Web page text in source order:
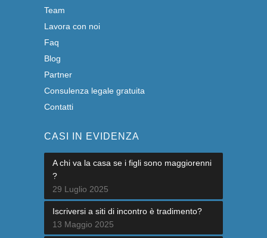
Team
Lavora con noi
Faq
Blog
Partner
Consulenza legale gratuita
Contatti
CASI IN EVIDENZA
A chi va la casa se i figli sono maggiorenni
?
29 Luglio 2025
Iscriversi a siti di incontro è tradimento?
13 Maggio 2025